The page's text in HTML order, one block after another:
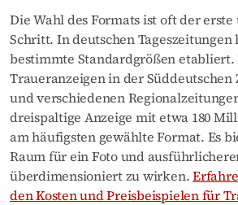
Die Wahl des Formats ist oft der
Schritt. In deutschen Tageszeitungen
bestimmte Standardgrößen etabliert.
Traueranzeigen in der Süddeutschen
und verschiedenen
dreispaltige Anzeige mit etwa 180
am häufigsten gewählte Format. Es
Raum für ein Foto und
überdimensioniert zu wirken.
den Kosten und Preisbeispielen für